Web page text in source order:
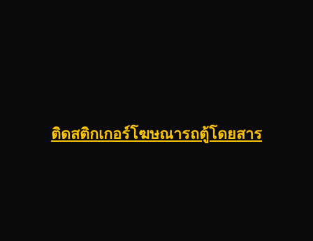
ติดสติกเกอร์โฆษณารถตู้โดยสาร